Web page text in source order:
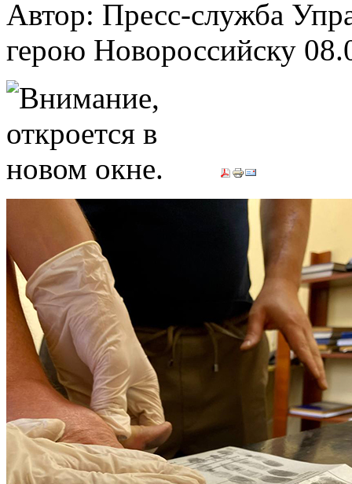
Автор: Пресс-служба
герою Новороссийску